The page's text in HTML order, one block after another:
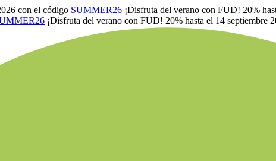
con el código SUMMER26 ¡Disfruta del verano con FUD! 20%
¡Disfruta del verano con FUD! 20% hasta el 14 septiembre